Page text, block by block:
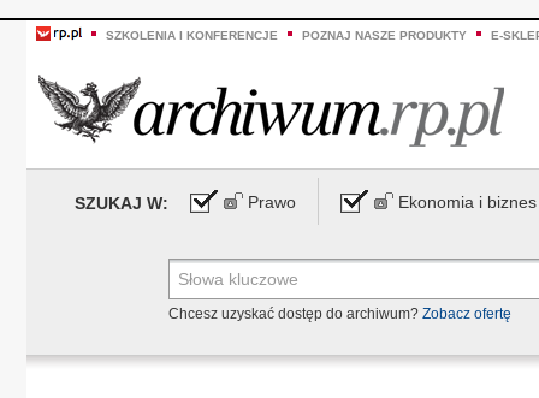
SZKOLENIA I KONFERENCJE POZNAJ NASZE PRODUKTY E-
SZUKAJ W: Prawo Ekonomia i biznes
Chcesz uzyskać dostęp do archiwum? Zobacz ofertę